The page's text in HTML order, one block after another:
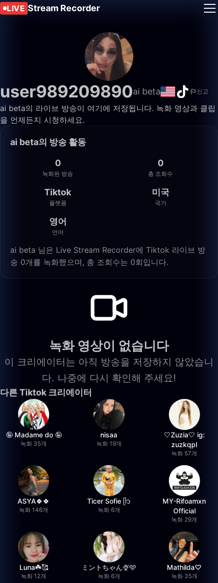
LIVE Stream Recorder
user989209890ai beta 신고
ai beta의 라이브 방송이 여기에 저장됩니다. 녹화 영상과 클립
을 언제든지 시청하세요.
ai beta의 방송 활동
0
녹화된 방송
0
총 조회수
Tiktok
플랫폼
미국
국가
영어
언어
ai beta 님은 Live Stream Recorder에 Tiktok 라이브 방
송 0개를 녹화했으며, 총 조회수는 0회입니다.
녹화 영상이 없습니다
이 크리에이터는 아직 방송을 저장하지 않았습니
다. 나중에 다시 확인해 주세요!
다른 Tiktok 크리에이터
🤪 Madame do 🤪
녹화 35개
nisaa
녹화 19개
🤍Zuzia🤍 ig:
zuzkqpl
녹화 57개
ASYA🍀🍀
녹화 146개
Ticer Sofie ᥫ᭡
녹화 6개
MY-Rifoamxn
Official
녹화 29개
Luna☘️🥰
녹화 12개
ミントちゃん🍨🩵
녹화 6개
Mathilda♡︎
녹화 35개